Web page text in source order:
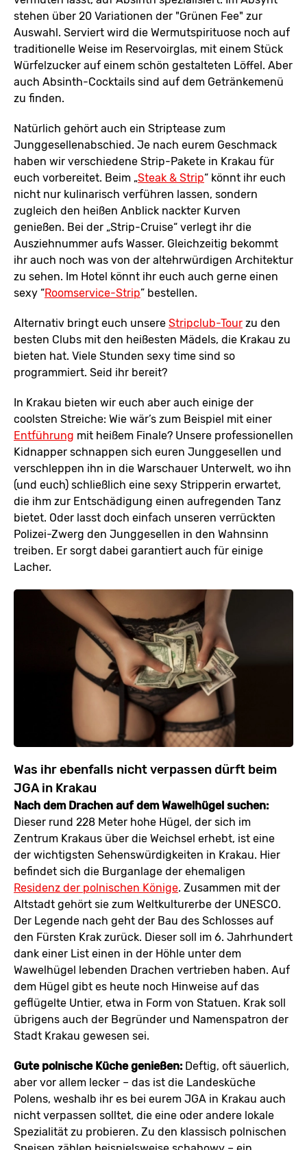
stehen über 20 Variationen der "Grünen Fee" zur
Auswahl. Serviert wird die Wermutspirituose noch auf
traditionelle Weise im Reservoirglas, mit einem Stück
Würfelzucker auf einem schön gestalteten Löffel. Aber
auch Absinth-Cocktails sind auf dem Getränkemenü
zu finden.
Natürlich gehört auch ein Striptease zum
Junggesellenabschied. Je nach eurem Geschmack
haben wir verschiedene Strip-Pakete in Krakau für
euch vorbereitet. Beim „Steak & Strip“ könnt ihr euch
nicht nur kulinarisch verführen lassen, sondern
zugleich den heißen Anblick nackter Kurven
genießen. Bei der „Strip-Cruise“ verlegt ihr die
Ausziehnummer aufs Wasser. Gleichzeitig bekommt
ihr auch noch was von der altehrwürdigen Architektur
zu sehen. Im Hotel könnt ihr euch auch gerne einen
sexy “Roomservice-Strip” bestellen.
Alternativ bringt euch unsere Stripclub-Tour zu den
besten Clubs mit den heißesten Mädels, die Krakau zu
bieten hat. Viele Stunden sexy time sind so
programmiert. Seid ihr bereit?
In Krakau bieten wir euch aber auch einige der
coolsten Streiche: Wie wär’s zum Beispiel mit einer
Entführung mit heißem Finale? Unsere professionellen
Kidnapper schnappen sich euren Junggesellen und
verschleppen ihn in die Warschauer Unterwelt, wo ihn
(und euch) schließlich eine sexy Stripperin erwartet,
die ihm zur Entschädigung einen aufregenden Tanz
bietet. Oder lasst doch einfach unseren verrückten
Polizei-Zwerg den Junggesellen in den Wahnsinn
treiben. Er sorgt dabei garantiert auch für einige
Lacher.
Was ihr ebenfalls nicht verpassen dürft beim
JGA in Krakau
Nach dem Drachen auf dem Wawelhügel suchen:
Dieser rund 228 Meter hohe Hügel, der sich im
Zentrum Krakaus über die Weichsel erhebt, ist eine
der wichtigsten Sehenswürdigkeiten in Krakau. Hier
befindet sich die Burganlage der ehemaligen
Residenz der polnischen Könige. Zusammen mit der
Altstadt gehört sie zum Weltkulturerbe der UNESCO.
Der Legende nach geht der Bau des Schlosses auf
den Fürsten Krak zurück. Dieser soll im 6. Jahrhundert
dank einer List einen in der Höhle unter dem
Wawelhügel lebenden Drachen vertrieben haben. Auf
dem Hügel gibt es heute noch Hinweise auf das
geflügelte Untier, etwa in Form von Statuen. Krak soll
übrigens auch der Begründer und Namenspatron der
Stadt Krakau gewesen sei.
Gute polnische Küche genießen: Deftig, oft säuerlich,
aber vor allem lecker – das ist die Landesküche
Polens, weshalb ihr es bei eurem JGA in Krakau auch
nicht verpassen solltet, die eine oder andere lokale
Spezialität zu probieren. Zu den klassisch polnischen